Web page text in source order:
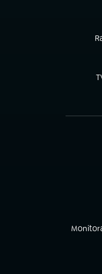
(abre